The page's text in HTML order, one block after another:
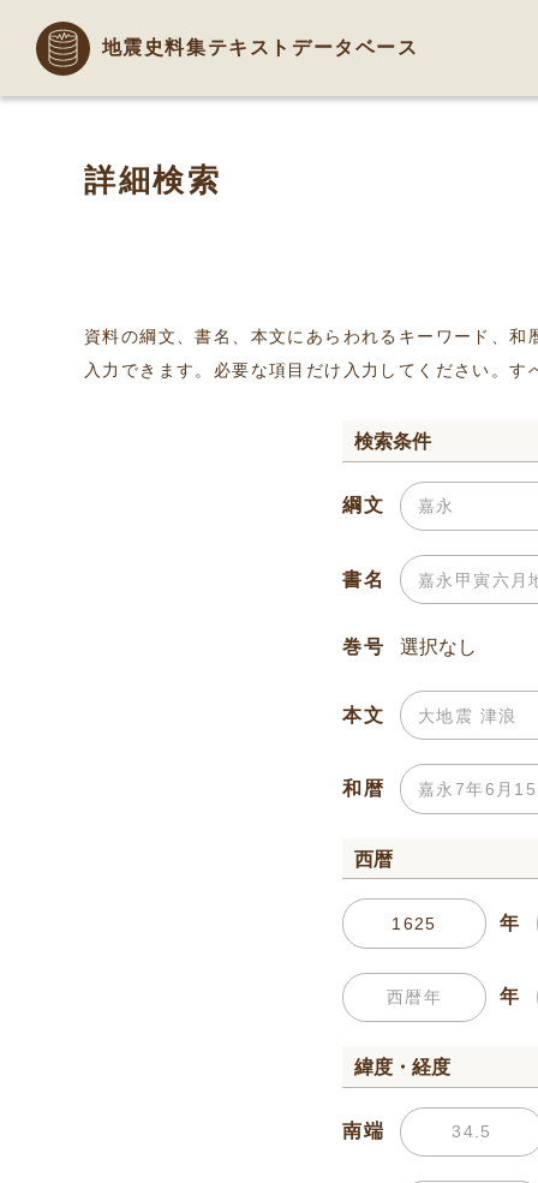
地震史料集テキストデータベース
詳細検索
資料の綱文、書名、本文にあらわれるキーワード、
入力できます。必要な項目だけ入力してください。
検索条件
綱文
書名
巻号
本文
和暦
西暦
年
年
緯度・経度
南端